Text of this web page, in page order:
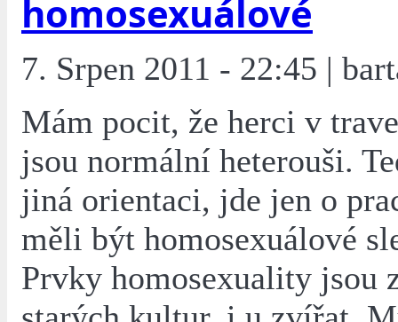
homosexuálové
7. Srpen 2011 - 22:45 |
Mám pocit, že herci v
jsou normální heterouši.
jiná orientaci, jde jen o
měli být homosexuálové
Prvky homosexuality jsou